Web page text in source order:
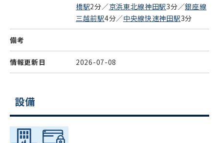
橋駅2分／京浜東北線神田駅3分／銀座線
三越前駅4分／中央線快速神田駅3分
備考
情報更新日 2026-07-08
設備